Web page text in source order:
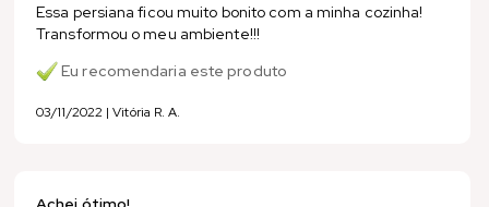
Essa persiana ficou muito bonito com a minha cozinha!
Transformou o meu ambiente!!!
Eu recomendaria este produto
03/11/2022 | Vitória R. A.